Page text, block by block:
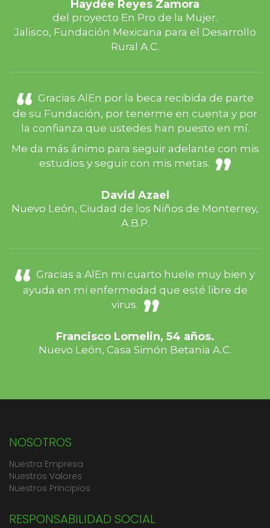
Haydée Reyes Zamora
del proyecto En Pro de la Mujer.
Jalisco, Fundación Mexicana para el Desarrollo
Rural A.C.
Gracias AlEn por la beca recibida de parte
de su Fundación, por tenerme en cuenta y por
la confianza que ustedes han puesto en mí.
Me da más ánimo para seguir adelante con mis
estudios y seguir con mis metas.
David Azael
Nuevo León, Ciudad de los Niños de Monterrey,
A.B.P.
Gracias a AlEn mi cuarto huele muy bien y
ayuda en mi enfermedad que esté libre de
virus.
Francisco Lomelin, 54 años.
Nuevo León, Casa Simón Betania A.C.
NOSOTROS
Nuestra Empresa
Nuestros Valores
Nuestros Principios
RESPONSABILIDAD SOCIAL